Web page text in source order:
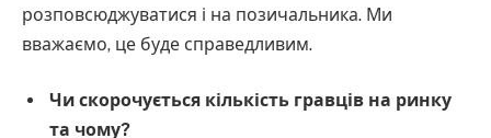
розповсюджуватися і на позичальника. Ми
вважаємо, це буде справедливим.
Чи скорочується кількість гравців на ринку
та чому?